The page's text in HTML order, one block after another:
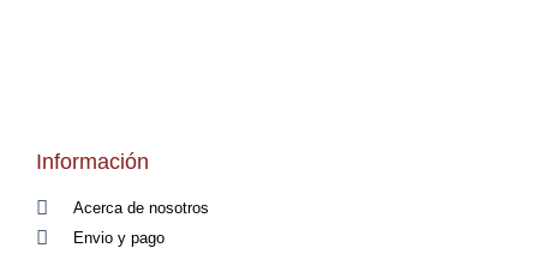
Información
Acerca de nosotros
Envio y pago